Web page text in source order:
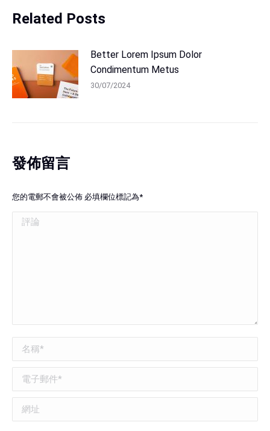
Related Posts
Better Lorem Ipsum Dolor
Condimentum Metus
30/07/2024
發佈留言
您的電郵不會被公佈 必填欄位標記為*
評論
名稱*
電子郵件*
網址